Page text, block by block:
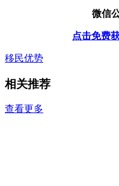
微信
点击免费
移民优势
相关推荐
查看更多